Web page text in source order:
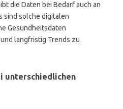
die Daten bei Bedarf auch an
sind solche digitalen
Gesundheitsdaten
langfristig Trends zu
unterschiedlichen